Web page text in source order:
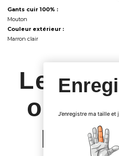
Gants cuir 100% :
Mouton
Couleur extérieur :
Marron clair
Les
ontJ’enregistre ma taille